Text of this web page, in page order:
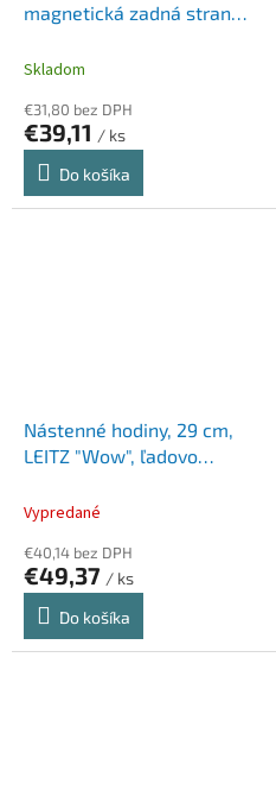
magnetická zadná strana,
Skladom
€31,80 bez DPH
€39,11 / ks
Do košíka
Nástenné hodiny, 29 cm,
LEITZ "Wow", ľadovo
Vypredané
€40,14 bez DPH
€49,37 / ks
Do košíka